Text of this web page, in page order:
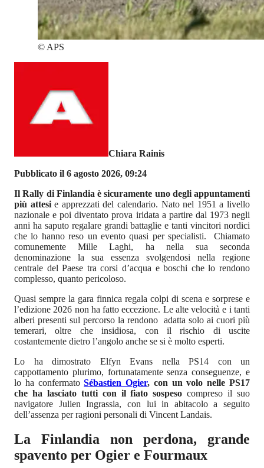
© APS
Chiara Rainis
Pubblicato il 6 agosto 2026, 09:24
Il Rally di Finlandia è sicuramente uno degli appuntamenti
più attesie apprezzati del calendario. Nato nel 1951 a livello
nazionale e poi diventato prova iridata a partire dal 1973 negli
anni ha saputo regalare grandi battaglie e tanti vincitori nordici
che lo hanno reso un evento quasi per specialisti. Chiamato
comunemente Mille Laghi, ha nella sua seconda
denominazione la sua essenza svolgendosi nella regione
centrale del Paese tra corsi d’acqua e boschi che lo rendono
complesso, quanto pericoloso.
Quasi sempre la gara finnica regala colpi di scena e sorprese e
l’edizione 2026 non ha fatto eccezione. Le alte velocità e i tanti
alberi presenti sul percorso la rendono adatta solo ai cuori più
temerari, oltre che insidiosa, con il rischio di uscite
costantemente dietro l’angolo anche se si è molto esperti.
Lo ha dimostrato Elfyn Evans nella PS14 con un
cappottamento plurimo, fortunatamente senza conseguenze, e
lo ha confermato Sébastien Ogier, con un volo nelle PS17
che ha lasciato tutti con il fiato sospesocompreso il suo
navigatore Julien Ingrassia, con lui in abitacolo a seguito
dell’assenza per ragioni personali di Vincent Landais.
La Finlandia non perdona, grande
spavento per Ogier e Fourmaux